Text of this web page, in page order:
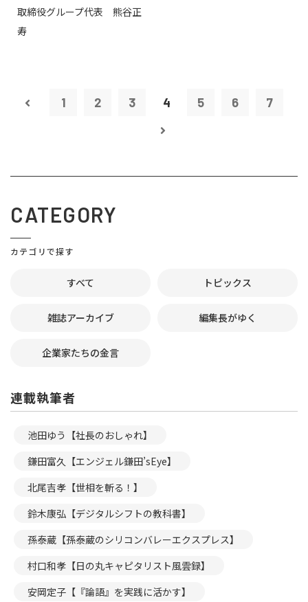
取締役グループ代表 熊谷正
寿
1 2 3 4 5 6 7
CATEGORY
カテゴリで探す
すべて トピックス
雑誌アーカイブ 編集長がゆく
企業家たちの金言
連載執筆者
池田ゆう【社長のおしゃれ】
鎌田富久【エンジェル鎌田’sEye】
北尾吉孝【世相を斬る！】
鈴木康弘【デジタルシフトの教科書】
孫泰蔵【孫泰蔵のシリコンバレーエクスプレス】
村口和孝【日の丸キャピタリスト風雲録】
安岡定子【『論語』を実践に活かす】